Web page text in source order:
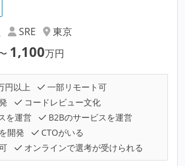
SRE
東京
1,100万円
円以上
一部リモート可
コードレビュー文化
を運営
B2Bのサービスを運営
開発
CTOがいる
オンラインで選考が受けられる